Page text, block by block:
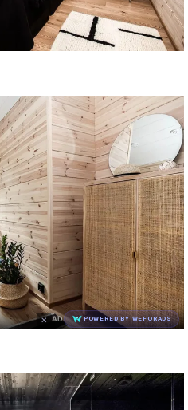
× AD POWERED BY WEFORADS